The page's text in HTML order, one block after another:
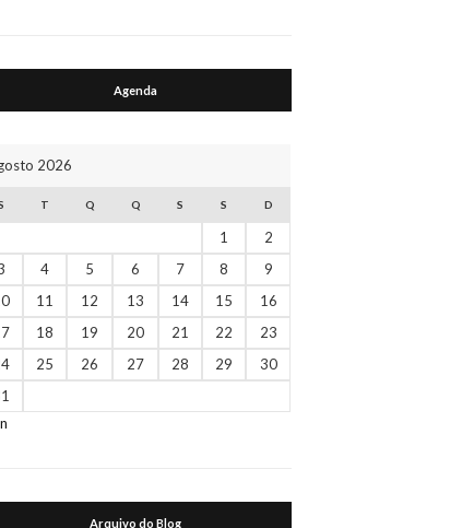
Agenda
2026
T Q Q S S D
1
2
4 5 6 7 8
9
11 12 13 14 15
16
18 19 20 21 22
23
25 26 27 28 29
30
Arquivo do Blog